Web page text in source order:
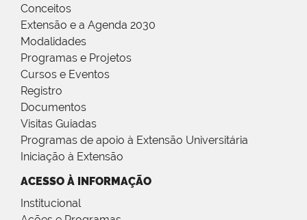
Conceitos
Extensão e a Agenda 2030
Modalidades
Programas e Projetos
Cursos e Eventos
Registro
Documentos
Visitas Guiadas
Programas de apoio à Extensão Universitária
Iniciação à Extensão
ACESSO À INFORMAÇÃO
Institucional